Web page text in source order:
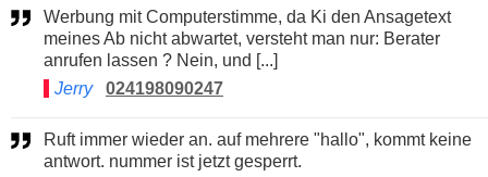
Werbung mit Computerstimme, da Ki den Ansagetext
meines Ab nicht abwartet, versteht man nur: Berater
anrufen lassen ? Nein, und [...]
Jerry
024198090247
Ruft immer wieder an. auf mehrere "hallo", kommt keine
antwort. nummer ist jetzt gesperrt.